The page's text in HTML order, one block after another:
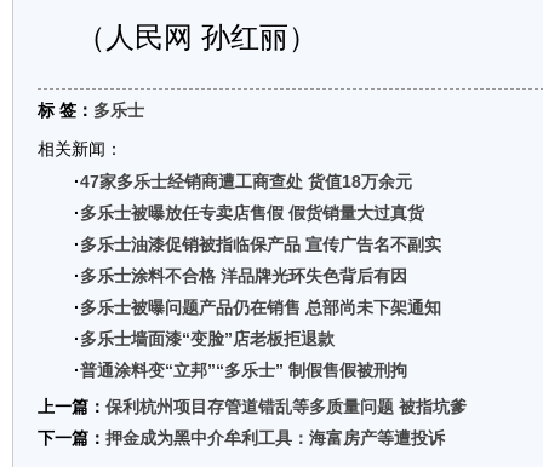
（ 人民网 孙红丽）
标 签： 多乐士
相关新闻：
·47家多乐士经销商遭工商查处 货值18万余元
·多乐士被曝放任专卖店售假 假货销量大过真货
·多乐士油漆促销被指临保产品 宣传广告名不副实
·多乐士涂料不合格 洋品牌光环失色背后有因
·多乐士被曝问题产品仍在销售 总部尚未下架通知
·多乐士墙面漆“变脸”店老板拒退款
·普通涂料变“立邦”“多乐士” 制假售假被刑拘
上一篇： 保利杭州项目存管道错乱等多质量问题 被指坑爹
下一篇： 押金成为黑中介牟利工具：海富房产等遭投诉